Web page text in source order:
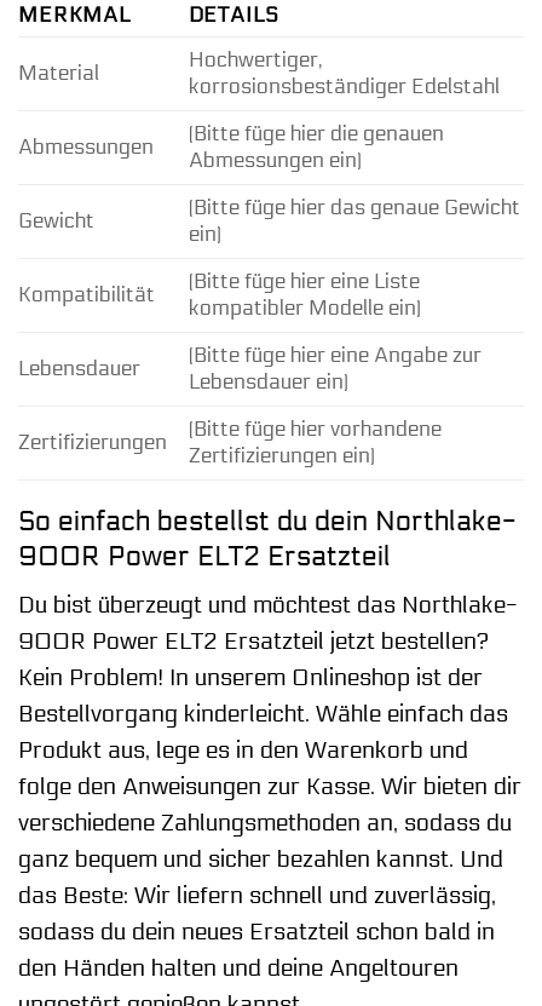
MERKMAL DETAILS
Material
Hochwertiger,
korrosionsbeständiger Edelstahl
Abmessungen
(Bitte füge hier die genauen
Abmessungen ein)
Gewicht
(Bitte füge hier das genaue Gewicht
ein)
Kompatibilität
(Bitte füge hier eine Liste
kompatibler Modelle ein)
Lebensdauer
(Bitte füge hier eine Angabe zur
Lebensdauer ein)
Zertifizierungen
(Bitte füge hier vorhandene
Zertifizierungen ein)
So einfach bestellst du dein Northlake-
900R Power ELT2 Ersatzteil
Du bist überzeugt und möchtest das Northlake-
900R Power ELT2 Ersatzteil jetzt bestellen?
Kein Problem! In unserem Onlineshop ist der
Bestellvorgang kinderleicht. Wähle einfach das
Produkt aus, lege es in den Warenkorb und
folge den Anweisungen zur Kasse. Wir bieten dir
verschiedene Zahlungsmethoden an, sodass du
ganz bequem und sicher bezahlen kannst. Und
das Beste: Wir liefern schnell und zuverlässig,
sodass du dein neues Ersatzteil schon bald in
den Händen halten und deine Angeltouren